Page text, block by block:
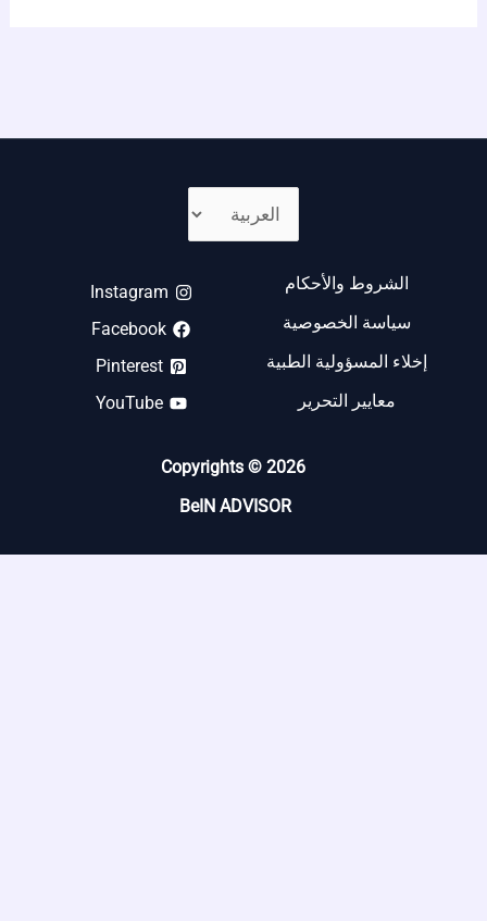
الشروط والأحكام
سياسة الخصوصية
إخلاء المسؤولية الطبية
معايير التحرير
Instagram
Facebook
Pinterest
YouTube
Copyrights © 2026
BeIN ADVISOR